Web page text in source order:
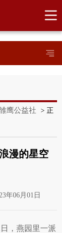
鹰公益社 > 正
漫的星空
年06月01日
，燕园里一派